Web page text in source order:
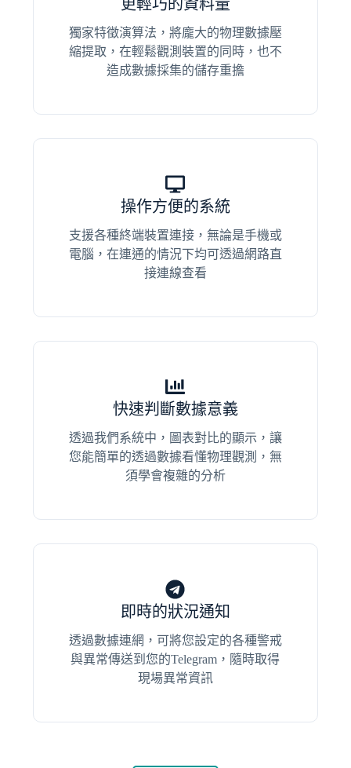
更輕巧的資料量
獨家特徵演算法，將龐大的物理數據壓
縮提取，在輕鬆觀測裝置的同時，也不
造成數據採集的儲存重擔
操作方便的系統
支援各種終端裝置連接，無論是手機或
電腦，在連通的情況下均可透過網路直
接連線查看
快速判斷數據意義
透過我們系統中，圖表對比的顯示，讓
您能簡單的透過數據看懂物理觀測，無
須學會複雜的分析
即時的狀況通知
透過數據連網，可將您設定的各種警戒
與異常傳送到您的Telegram，隨時取得
現場異常資訊